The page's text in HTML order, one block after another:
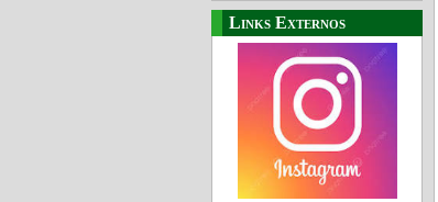
Links Externos